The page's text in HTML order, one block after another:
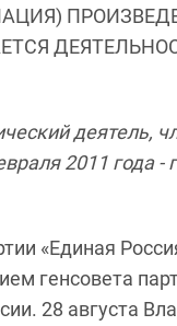
деятель,
2011 года -
«Единая
генсовета
28 августа